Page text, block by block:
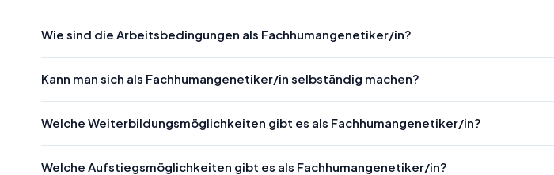
Wie sind die Arbeitsbedingungen als Fachhumangenetiker/in?
Kann man sich als Fachhumangenetiker/in selbständig machen?
Welche Weiterbildungsmöglichkeiten gibt es als Fachhumangenetiker/in?
Welche Aufstiegsmöglichkeiten gibt es als Fachhumangenetiker/in?